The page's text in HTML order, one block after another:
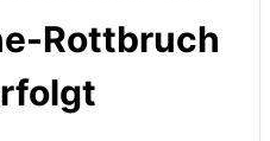
Rottbruch